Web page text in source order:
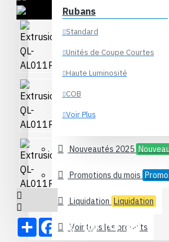
Rubans
Standard
Unités de Coupe Courtes
Haute Luminosité
COB
Voir Plus
Extrusions
Gypse
Accessoires
Nouveautés 2025 Nouveau
Promotions du mois Promo
Liquidation Liquidation
Voir tous les produits
ShareFacebook
X PinterestWhatsApp
Email